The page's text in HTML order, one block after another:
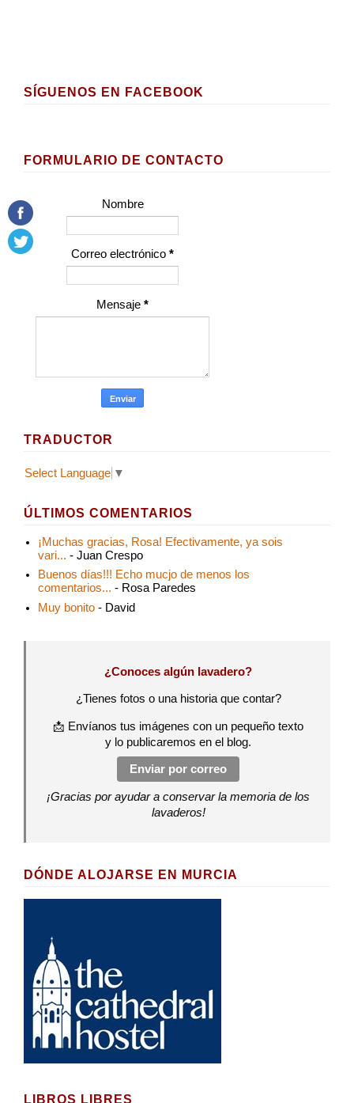
SÍGUENOS EN FACEBOOK
FORMULARIO DE CONTACTO
Nombre
Correo electrónico *
Mensaje *
TRADUCTOR
Select Language ▼
ÚLTIMOS COMENTARIOS
¡Muchas gracias, Rosa! Efectivamente, ya sois
vari... - Juan Crespo
Buenos días!!! Echo mucjo de menos los
comentarios... - Rosa Paredes
Muy bonito - David
¿Conoces algún lavadero?
¿Tienes fotos o una historia que contar?
📩 Envíanos tus imágenes con un pequeño texto
y lo publicaremos en el blog.
Enviar por correo
¡Gracias por ayudar a conservar la memoria de los
lavaderos!
DÓNDE ALOJARSE EN MURCIA
LIBROS LIBRES